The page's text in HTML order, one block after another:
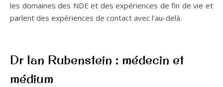
les domaines des NDE et des expériences de fin de vie et
parlent des expériences de contact avec l’au-delà.
Dr Ian Rubenstein : médecin et
médium